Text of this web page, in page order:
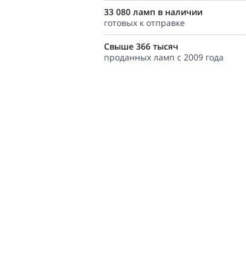
33 080 ламп в наличии
готовых к отправке
Свыше 366 тысяч
проданных ламп с 2009 года